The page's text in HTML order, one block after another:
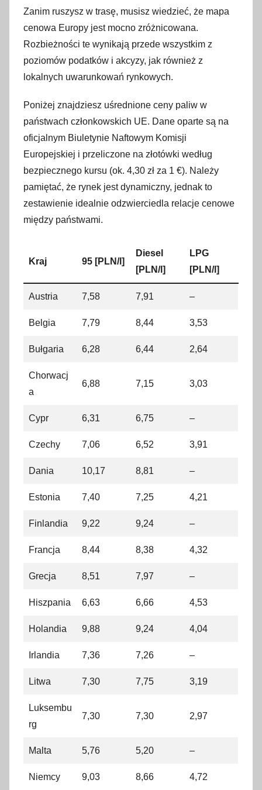
Zanim ruszysz w trasę, musisz wiedzieć, że mapa
cenowa Europy jest mocno zróżnicowana.
Rozbieżności te wynikają przede wszystkim z
poziomów podatków i akcyzy, jak również z
lokalnych uwarunkowań rynkowych.
Poniżej znajdziesz uśrednione ceny paliw w
państwach członkowskich UE. Dane oparte są na
oficjalnym Biuletynie Naftowym Komisji
Europejskiej i przeliczone na złotówki według
bezpiecznego kursu (ok. 4,30 zł za 1 €). Należy
pamiętać, że rynek jest dynamiczny, jednak to
zestawienie idealnie odzwierciedla relacje cenowe
między państwami.
Kraj 95 [PLN/l]
Diesel
[PLN/l]
LPG
[PLN/l]
Austria 7,58 7,91 –
Belgia 7,79 8,44 3,53
Bułgaria 6,28 6,44 2,64
Chorwacj
a
6,88 7,15 3,03
Cypr 6,31 6,75 –
Czechy 7,06 6,52 3,91
Dania 10,17 8,81 –
Estonia 7,40 7,25 4,21
Finlandia 9,22 9,24 –
Francja 8,44 8,38 4,32
Grecja 8,51 7,97 –
Hiszpania 6,63 6,66 4,53
Holandia 9,88 9,24 4,04
Irlandia 7,36 7,26 –
Litwa 7,30 7,75 3,19
Luksembu
rg
7,30 7,30 2,97
Malta 5,76 5,20 –
Niemcy 9,03 8,66 4,72